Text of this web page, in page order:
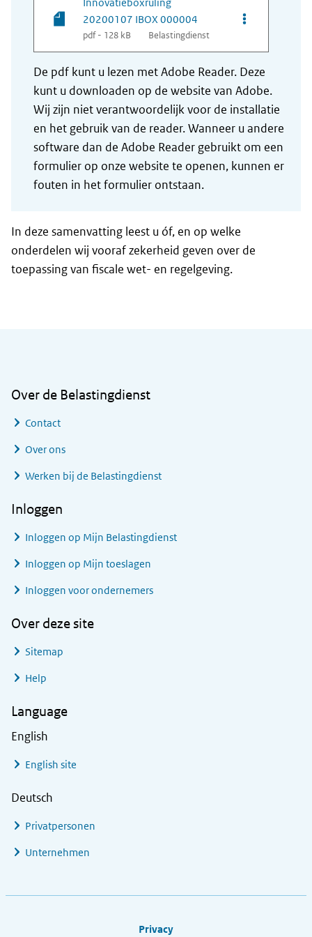
20200107 IBOX 000004
pdf - 128 kB Belastingdienst
Opties van
De pdf kunt u lezen met Adobe Reader. Deze
kunt u downloaden op de website van Adobe.
Wij zijn niet verantwoordelijk voor de installatie
en het gebruik van de reader. Wanneer u andere
software dan de Adobe Reader gebruikt om een
formulier op onze website te openen, kunnen er
fouten in het formulier ontstaan.
In deze samenvatting leest u óf, en op welke
onderdelen wij vooraf zekerheid geven over de
toepassing van fiscale wet- en regelgeving.
Over de Belastingdienst
Contact
Over ons
Werken bij de Belastingdienst
Inloggen
Inloggen op Mijn Belastingdienst
Inloggen op Mijn toeslagen
Inloggen voor ondernemers
Over deze site
Sitemap
Help
Language
English
English site
Deutsch
Privatpersonen
Unternehmen
Privacy